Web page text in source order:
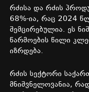
რძისა და რძის
68%-ია, რაც 2024
შემცირებულია. ეს
წარმოების წილი
იზრდება.
რძის სექტორი
მნიშვნელოვანია,